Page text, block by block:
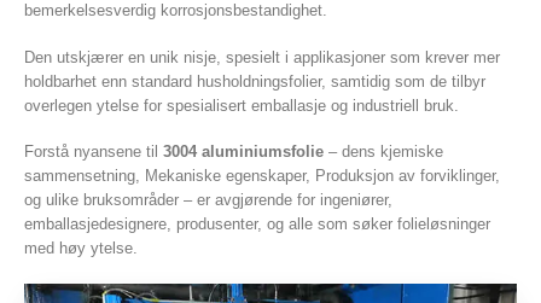
bemerkelsesverdig korrosjonsbestandighet.
Den utskjærer en unik nisje, spesielt i applikasjoner som krever mer
holdbarhet enn standard husholdningsfolier, samtidig som de tilbyr
overlegen ytelse for spesialisert emballasje og industriell bruk.
Forstå nyansene til 3004 aluminiumsfolie – dens kjemiske
sammensetning, Mekaniske egenskaper, Produksjon av forviklinger,
og ulike bruksområder – er avgjørende for ingeniører,
emballasjedesignere, produsenter, og alle som søker folieløsninger
med høy ytelse.